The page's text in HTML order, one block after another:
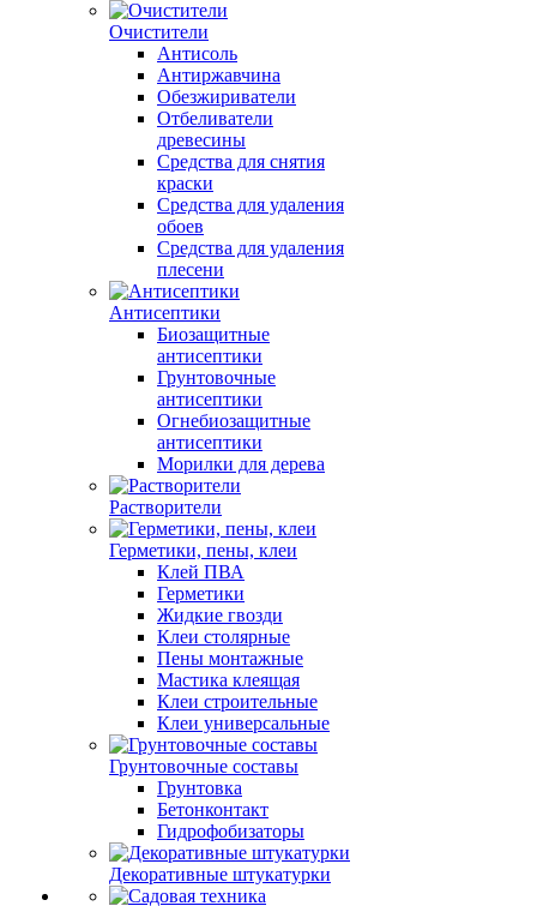
Очистители
Антисоль
Антиржавчина
Обезжириватели
Отбеливатели
древесины
Средства для снятия
краски
Средства для удаления
обоев
Средства для удаления
плесени
Антисептики
Биозащитные
антисептики
Грунтовочные
антисептики
Огнебиозащитные
антисептики
Морилки для дерева
Растворители
Герметики, пены, клеи
Клей ПВА
Герметики
Жидкие гвозди
Клеи столярные
Пены монтажные
Мастика клеящая
Клеи строительные
Клеи универсальные
Грунтовочные составы
Грунтовка
Бетонконтакт
Гидрофобизаторы
Декоративные штукатурки